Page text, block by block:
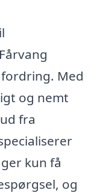
Med
og nemt
fra
kun få
og